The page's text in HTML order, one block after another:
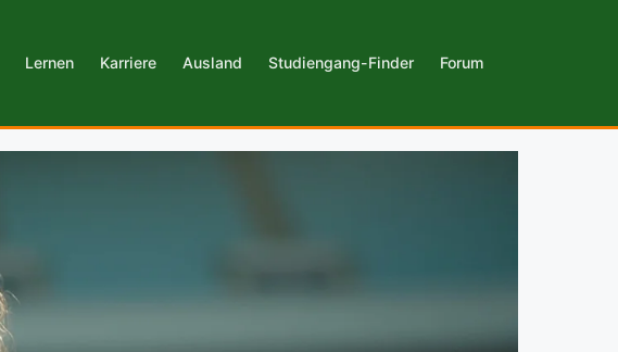
Lernen Karriere Ausland Studiengang-Finder Forum